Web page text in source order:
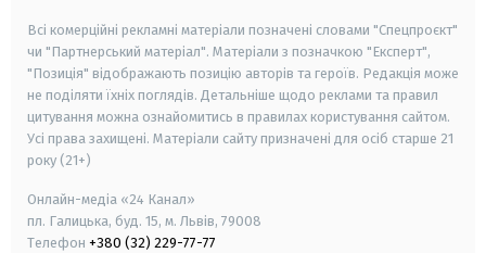
Всі комерційні рекламні матеріали позначені словами "Спецпроєкт"
чи "Партнерський матеріал". Матеріали з позначкою "Експерт",
"Позиція" відображають позицію авторів та героїв. Редакція може
не поділяти їхніх поглядів. Детальніше щодо реклами та правил
цитування можна ознайомитись в правилах користування сайтом.
Усі права захищені. Матеріали сайту призначені для осіб старше 21
року (21+)
Онлайн-медіа «24 Канал»
пл. Галицька, буд. 15, м. Львів, 79008
Телефон +380 (32) 229-77-77